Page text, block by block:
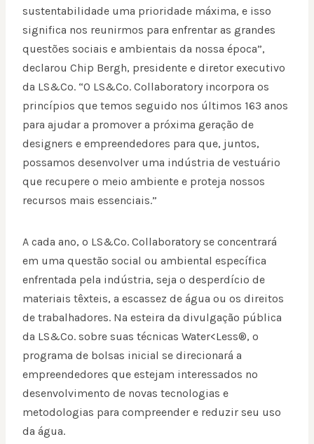
sustentabilidade uma prioridade máxima, e isso
significa nos reunirmos para enfrentar as grandes
questões sociais e ambientais da nossa época”,
declarou Chip Bergh, presidente e diretor executivo
da LS&Co. “O LS&Co. Collaboratory incorpora os
princípios que temos seguido nos últimos 163 anos
para ajudar a promover a próxima geração de
designers e empreendedores para que, juntos,
possamos desenvolver uma indústria de vestuário
que recupere o meio ambiente e proteja nossos
recursos mais essenciais.”
A cada ano, o LS&Co. Collaboratory se concentrará
em uma questão social ou ambiental específica
enfrentada pela indústria, seja o desperdício de
materiais têxteis, a escassez de água ou os direitos
de trabalhadores. Na esteira da divulgação pública
da LS&Co. sobre suas técnicas Water<Less®, o
programa de bolsas inicial se direcionará a
empreendedores que estejam interessados no
desenvolvimento de novas tecnologias e
metodologias para compreender e reduzir seu uso
da água.